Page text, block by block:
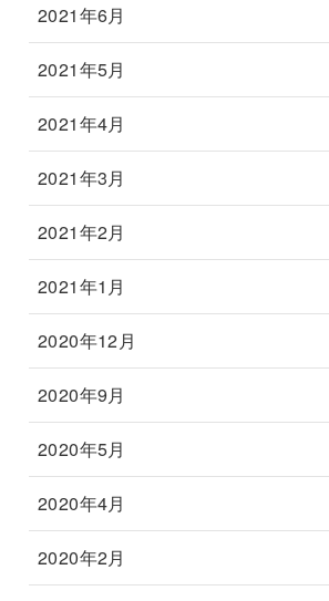
2021年6月
2021年5月
2021年4月
2021年3月
2021年2月
2021年1月
2020年12月
2020年9月
2020年5月
2020年4月
2020年2月